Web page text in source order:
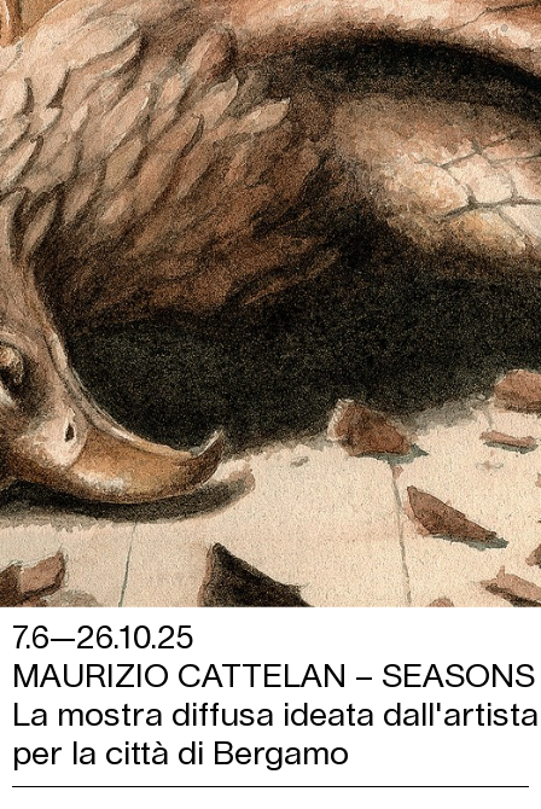
7.6—26.10.25
MAURIZIO CATTELAN – SEASONS
La mostra diffusa ideata dall'artista
per la città di Bergamo